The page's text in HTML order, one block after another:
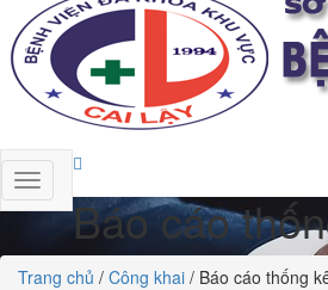
Báo cáo
Trang chủ / Công khai / Báo cáo thống